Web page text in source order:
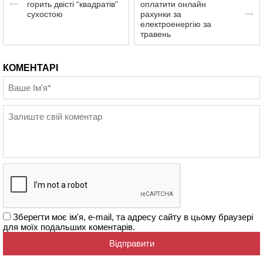
горить двісті “квадратів”
сухостою
оплатити онлайн
рахунки за
електроенергію за
травень
КОМЕНТАРІ
Зберегти моє ім'я, e-mail, та адресу сайту в цьому браузері
для моїх подальших коментарів.